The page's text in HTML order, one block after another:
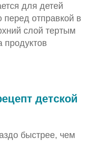
для детей
перед отправкой в
слой тертым
продуктов
детской
быстрее, чем